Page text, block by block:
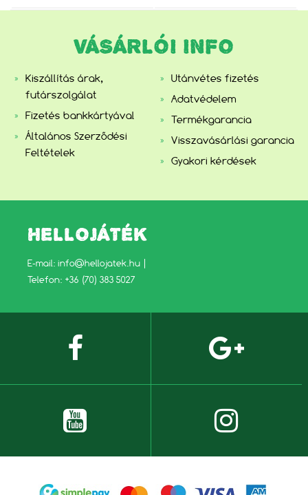
VÁSÁRLÓI INFO
Kiszállítás árak,
futárszolgálat
Fizetés bankkártyával
Általános Szerződési
Feltételek
Utánvétes fizetés
Adatvédelem
Termékgarancia
Visszavásárlási garancia
Gyakori kérdések
HELLOJÁTÉK
E-mail: info@hellojatek.hu
Telefon: +36 (70) 383 5027